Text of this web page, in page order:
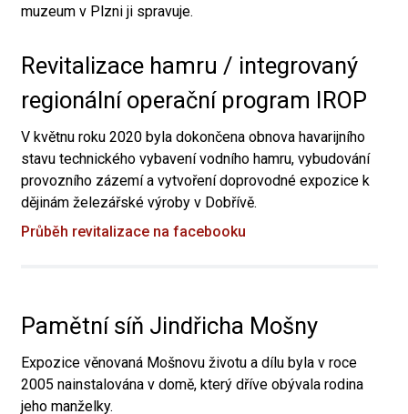
muzeum v Plzni ji spravuje.
Revitalizace hamru / integrovaný
regionální operační program IROP
V květnu roku 2020 byla dokončena obnova havarijního
stavu technického vybavení vodního hamru, vybudování
provozního zázemí a vytvoření doprovodné expozice k
dějinám železářské výroby v Dobřívě.
Průběh revitalizace na facebooku
Pamětní síň Jindřicha Mošny
Expozice věnovaná Mošnovu životu a dílu byla v roce
2005 nainstalována v domě, který dříve obývala rodina
jeho manželky.